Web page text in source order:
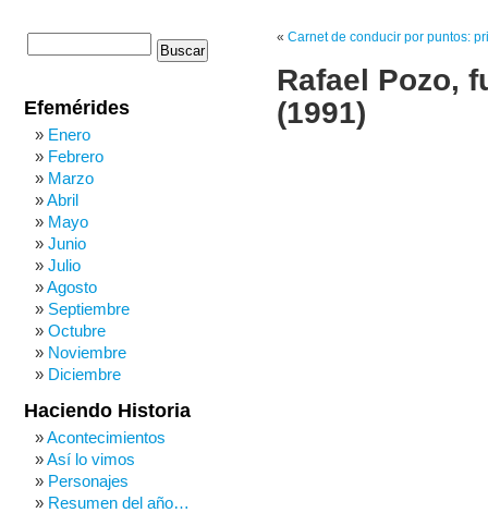
« Carnet de conducir por puntos:
Rafael Pozo,
(1991)
Efemérides
Enero
Febrero
Marzo
Abril
Mayo
Junio
Julio
Agosto
Septiembre
Octubre
Noviembre
Diciembre
Haciendo Historia
Acontecimientos
Así lo vimos
Personajes
Resumen del año…